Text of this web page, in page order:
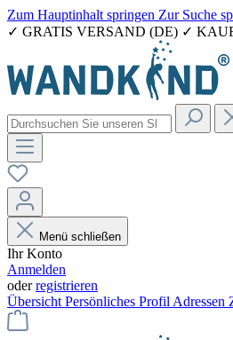
Zum Hauptinhalt springen Zur Suche
✓ GRATIS VERSAND (DE) ✓
Menü schließen
Ihr Konto
Anmelden
oderregistrieren
Übersicht Persönliches Profil Adressen